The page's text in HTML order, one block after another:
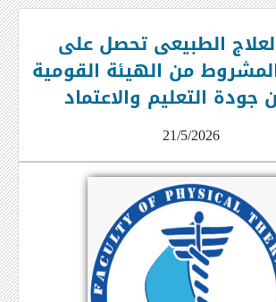
الطبيعى تحصل على
المشروط من الهيئة القومية
جودة التعليم والاعتماد
21/5/2026